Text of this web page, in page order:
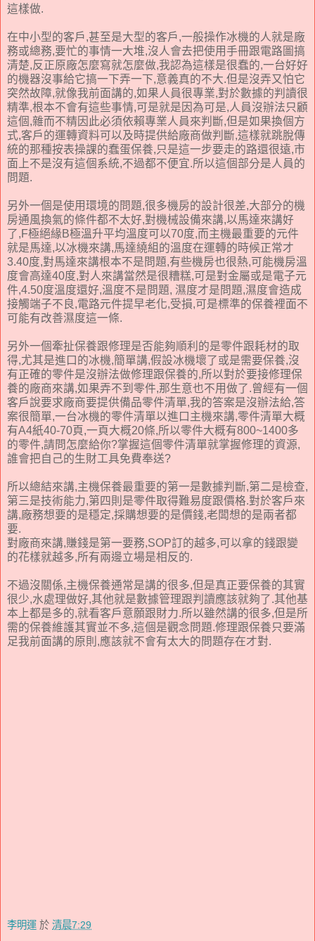
這樣做.
在中小型的客戶,甚至是大型的客戶,一般操作冰機的人就是廠
務或總務,要忙的事情一大堆,沒人會去把使用手冊跟電路圖搞
清楚,反正原廠怎麼寫就怎麼做,我認為這樣是很蠢的,一台好好
的機器沒事給它搞一下弄一下,意義真的不大.但是沒弄又怕它
突然故障,就像我前面講的,如果人員很專業,對於數據的判讀很
精準,根本不會有這些事情,可是就是因為可是,人員沒辦法只顧
這個,雜而不精因此必須依賴專業人員來判斷,但是如果換個方
式,客戶的運轉資料可以及時提供給廠商做判斷,這樣就跳脫傳
統的那種按表操課的蠢蛋保養,只是這一步要走的路還很遠,市
面上不是沒有這個系統,不過都不便宜.所以這個部分是人員的
問題.
另外一個是使用環境的問題,很多機房的設計很差,大部分的機
房通風換氣的條件都不太好,對機械設備來講,以馬達來講好
了,F極絕緣B極溫升平均溫度可以70度,而主機最重要的元件
就是馬達,以冰機來講,馬達繞組的溫度在運轉的時候正常才
3.40度,對馬達來講根本不是問題,有些機房也很熱,可能機房溫
度會高達40度,對人來講當然是很糟糕,可是對金屬或是電子元
件,4.50度溫度還好,溫度不是問題, 濕度才是問題,濕度會造成
接觸端子不良,電路元件提早老化,受損,可是標準的保養裡面不
可能有改善濕度這一條.
另外一個牽扯保養跟修理是否能夠順利的是零件跟耗材的取
得,尤其是進口的冰機,簡單講,假設冰機壞了或是需要保養,沒
有正確的零件是沒辦法做修理跟保養的,所以對於要接修理保
養的廠商來講,如果弄不到零件,那生意也不用做了.曾經有一個
客戶說要求廠商要提供備品零件清單,我的答案是沒辦法給,答
案很簡單,一台冰機的零件清單以進口主機來講,零件清單大概
有A4紙40-70頁,一頁大概20條,所以零件大概有800~1400多
的零件,請問怎麼給你?掌握這個零件清單就掌握修理的資源,
誰會把自己的生財工具免費奉送?
所以總結來講,主機保養最重要的第一是數據判斷,第二是檢查,
第三是技術能力,第四則是零件取得難易度跟價格.對於客戶來
講,廠務想要的是穩定,採購想要的是價錢,老闆想的是兩者都
要.
對廠商來講,賺錢是第一要務,SOP訂的越多,可以拿的錢跟變
的花樣就越多,所有兩邊立場是相反的.
不過沒關係,主機保養通常是講的很多,但是真正要保養的其實
很少,水處理做好,其他就是數據管理跟判讀應該就夠了.其他基
本上都是多的,就看客戶意願跟財力.所以雖然講的很多,但是所
需的保養維護其實並不多,這個是觀念問題.修理跟保養只要滿
足我前面講的原則,應該就不會有太大的問題存在才對.
李明運 於 清晨7:29